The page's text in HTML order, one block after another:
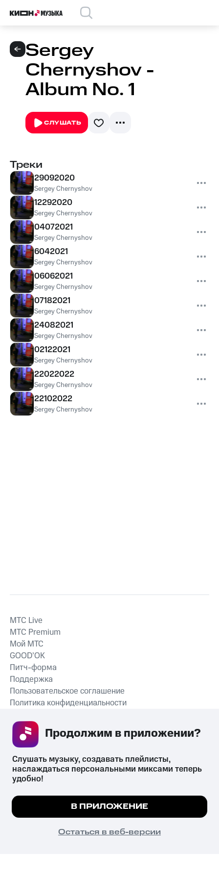
Sergey
Chernyshov -
Album No. 1
СЛУШАТЬ
Треки
29092020
Sergey Chernyshov
12292020
Sergey Chernyshov
04072021
Sergey Chernyshov
6042021
Sergey Chernyshov
06062021
Sergey Chernyshov
07182021
Sergey Chernyshov
24082021
Sergey Chernyshov
02122021
Sergey Chernyshov
22022022
Sergey Chernyshov
22102022
Sergey Chernyshov
СКАЧАТЬ ПРИЛОЖЕНИЕ
MTС Live
MTС Premium
Мой МТС
GOOD’OK
Питч-форма
Поддержка
Пользовательское соглашение
Политика конфиденциальности
психотропных веществ, их аналогов причиняет вред здоровью,
их незаконный оборот запрещён и влечёт установленную
законодательством ответственность.
© 2026 ООО «КИОН».
Все права защищены
Мы используем куки, чтобы на сайте все
Подробнее
ПОНЯТНО
Слушать музыку, создавать плейлисты,
наслаждаться персональными миксами теперь
удобно!
В ПРИЛОЖЕНИЕ
Остаться в веб-версии